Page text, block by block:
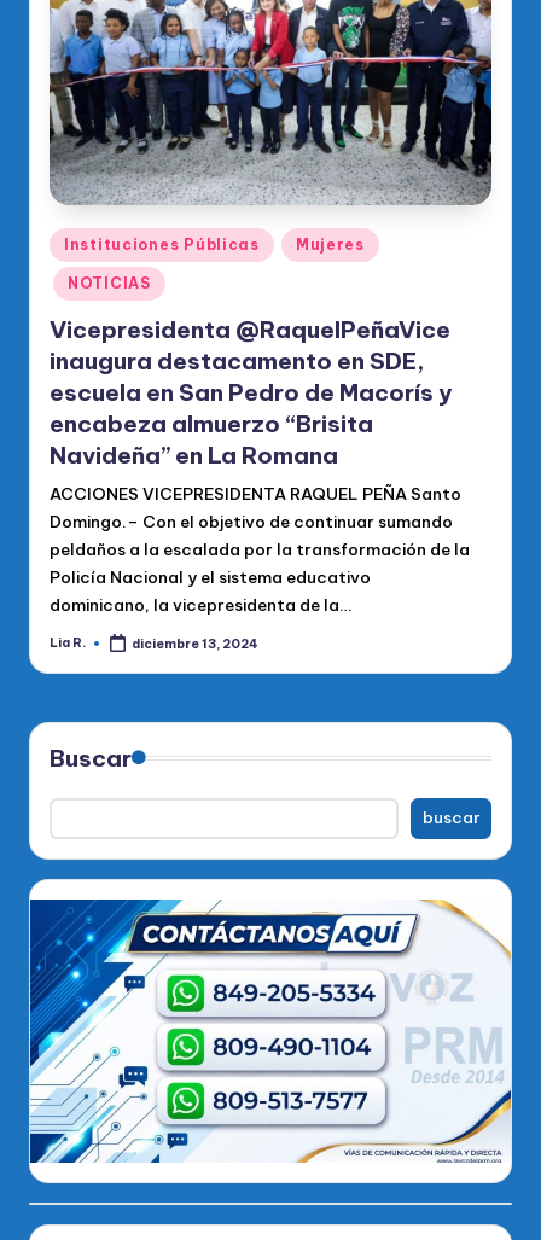
di
c
o
O
fi
ci
al
d
el
P
R
M
Publicado
en
Instituciones Públicas Mujeres
NOTICIAS
Vicepresidenta @RaquelPeñaVice
inaugura destacamento en SDE,
escuela en San Pedro de Macorís y
encabeza almuerzo “Brisita
Navideña” en La Romana
ACCIONES VICEPRESIDENTA RAQUEL PEÑA Santo
Domingo.– Con el objetivo de continuar sumando
peldaños a la escalada por la transformación de la
Policía Nacional y el sistema educativo
dominicano, la vicepresidenta de la…
Publicado
Lia R. diciembre 13, 2024
Buscar
buscar